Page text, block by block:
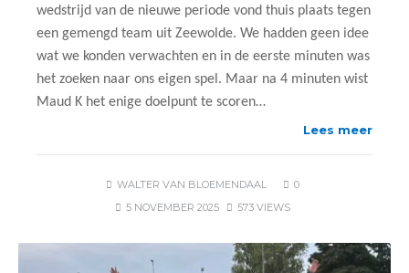
wedstrijd van de nieuwe periode vond thuis plaats tegen
een gemengd team uit Zeewolde. We hadden geen idee
wat we konden verwachten en in de eerste minuten was
het zoeken naar ons eigen spel. Maar na 4 minuten wist
Maud K het enige doelpunt te scoren…
Lees meer
WALTER VAN BLOEMENDAAL
0
5 NOVEMBER 2025
573 VIEWS